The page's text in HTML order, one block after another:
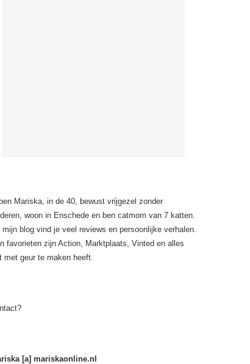
ben Mariska, in de 40, bewust vrijgezel zonder
woon in Enschede en ben catmom van 7 katten.
mijn blog vind je veel reviews en persoonlijke verhalen.
favorieten zijn Action, Marktplaats, Vinted en alles
met geur te maken heeft.
[a] mariskaonline.nl